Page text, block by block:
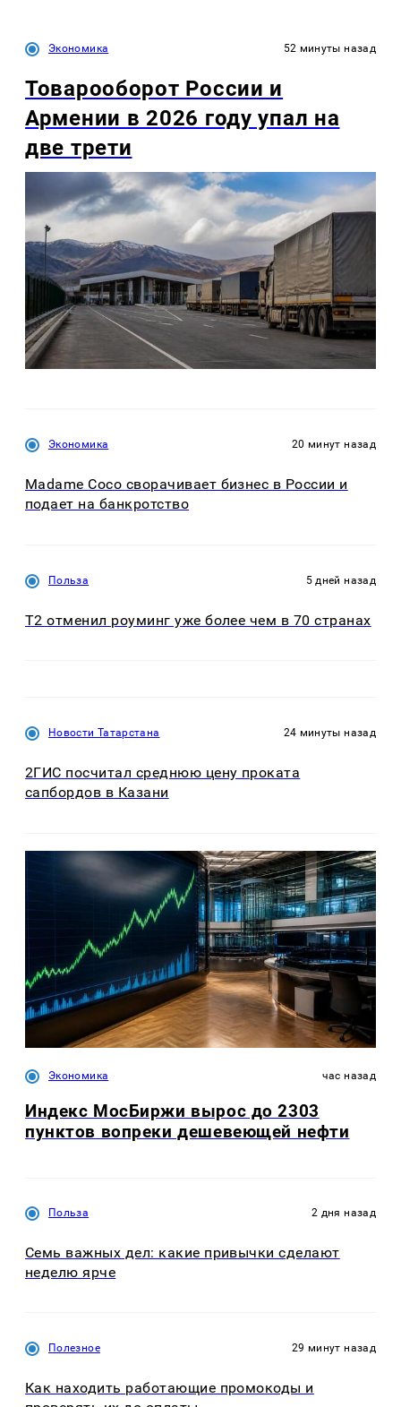
Экономика 52 минуты назад
Товарооборот России и
Армении в 2026 году упал на
две трети
Экономика 20 минут назад
Madame Coco сворачивает бизнес в России и
подает на банкротство
Польза 5 дней назад
Т2 отменил роуминг уже более чем в 70 странах
Новости Татарстана 24 минуты назад
2ГИС посчитал среднюю цену проката
сапбордов в Казани
Экономика час назад
Индекс МосБиржи вырос до 2303
пунктов вопреки дешевеющей нефти
Польза 2 дня назад
Семь важных дел: какие привычки сделают
неделю ярче
Полезное 29 минут назад
Как находить работающие промокоды и